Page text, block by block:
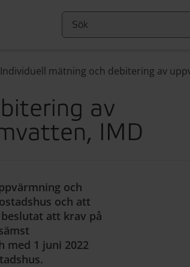
Individuell mätning och debitering av
av
IMD
och
och att
att krav på
med 1 juni 2022